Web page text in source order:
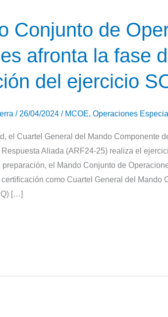
Conjunto de
afronta la fase
del ejercicio
/26/04/2024 / MCOE, Operaciones
el Cuartel General del Mando Componente
Respuesta Aliada (ARF24-25) realiza el
el Mando Conjunto de
como Cuartel General del Mando
[…]